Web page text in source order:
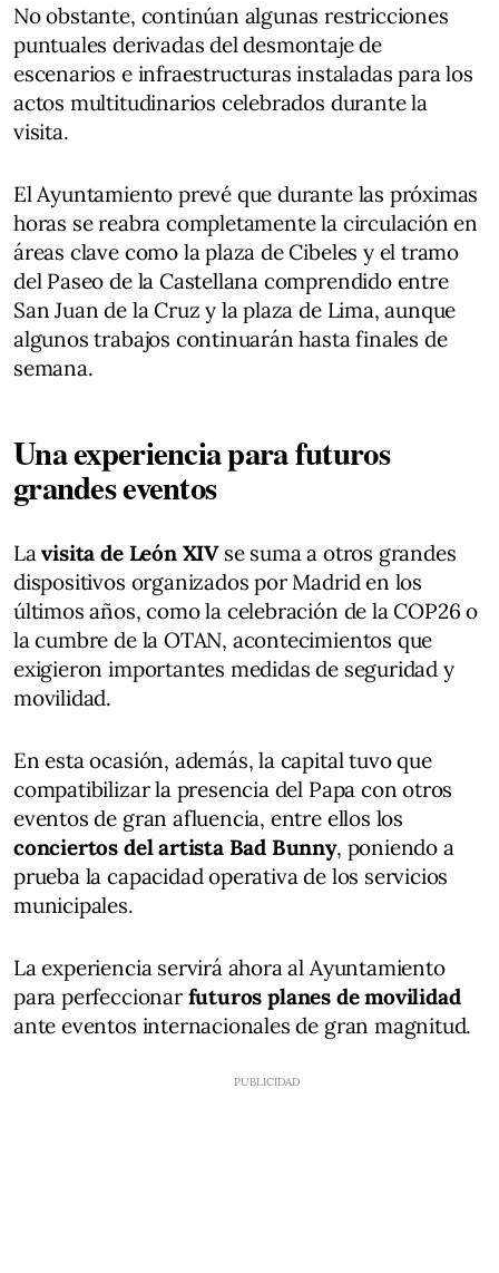
No obstante, continúan algunas restricciones
puntuales derivadas del desmontaje de
escenarios e infraestructuras instaladas para los
actos multitudinarios celebrados durante la
visita.
El Ayuntamiento prevé que durante las próximas
horas se reabra completamente la circulación en
áreas clave como la plaza de Cibeles y el tramo
del Paseo de la Castellana comprendido entre
San Juan de la Cruz y la plaza de Lima, aunque
algunos trabajos continuarán hasta finales de
semana.
Una experiencia para futuros
grandes eventos
Lavisita de León XIVse suma a otros grandes
dispositivos organizados por Madrid en los
últimos años, como la celebración de la COP26 o
la cumbre de la OTAN, acontecimientos que
exigieron importantes medidas de seguridad y
movilidad.
En esta ocasión, además, la capital tuvo que
compatibilizar la presencia del Papa con otros
eventos de gran afluencia, entre ellos los
conciertos del artista Bad Bunny, poniendo a
prueba la capacidad operativa de los servicios
municipales.
La experiencia servirá ahora al Ayuntamiento
para perfeccionar futuros planes de movilidad
ante eventos internacionales de gran magnitud.